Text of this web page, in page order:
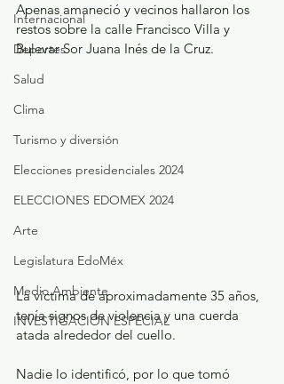
Internacional
Deportes
Salud
Clima
Turismo y diversión
Elecciones presidenciales 2024
ELECCIONES EDOMEX 2024
Arte
Legislatura EdoMéx
Medio Ambiente
INVESTIGACIÓN ESPECIAL
Apenas amaneció y vecinos hallaron los
restos sobre la calle Francisco Villa y
Bulevar Sor Juana Inés de la Cruz.
La víctima de aproximadamente 35 años,
tenía signos de violencia y una cuerda
atada alrededor del cuello.
Nadie lo identificó, por lo que tomó